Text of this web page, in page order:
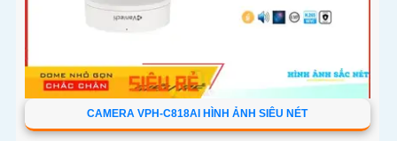
CAMERA VPH-C818AI HÌNH ẢNH SIÊU NÉT